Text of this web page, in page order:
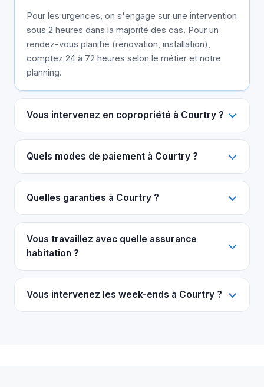
Pour les urgences, on s'engage sur une intervention
sous 2 heures dans la majorité des cas. Pour un
rendez-vous planifié (rénovation, installation),
comptez 24 à 72 heures selon le métier et notre
planning.
Vous intervenez en copropriété à Courtry ?
Quels modes de paiement à Courtry ?
Quelles garanties à Courtry ?
Vous travaillez avec quelle assurance
habitation ?
Vous intervenez les week-ends à Courtry ?